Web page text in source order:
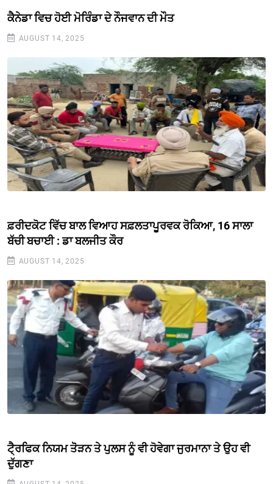
ਕੈਨੇਡਾ ਵਿਚ ਹੋਈ ਮੋਰਿੰਡਾ ਦੇ ਨੌਜਵਾਨ ਦੀ ਮੌਤ
AUGUST 14, 2025
ਫ਼ਰੀਦਕੋਟ ਵਿੱਚ ਬਾਲ ਵਿਆਹ ਸਫ਼ਲਤਾਪੂਰਵਕ ਰੋਕਿਆ, 16 ਸਾਲਾ
ਬੱਚੀ ਬਚਾਈ : ਡਾ ਬਲਜੀਤ ਕੌਰ
AUGUST 14, 2025
ਟੈ੍ਰਫਿਕ ਨਿਯਮ ਤੋੋੜਨ ਤੇ ਪੁਲਸ ਨੂੰ ਵੀ ਹੋਵੇਗਾ ਜੁਰਮਾਨਾ ਤੇ ਉਹ ਵੀ
ਦੁੱਗਣਾ